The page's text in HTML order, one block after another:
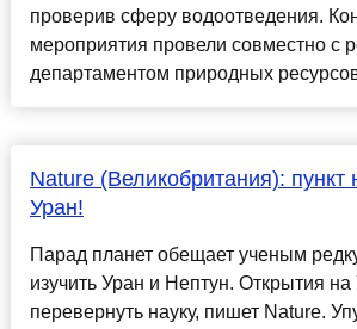
проверив сферу водоотведения.
мероприятия провели совместно с
департаментом природных
Nature (Великобритания):
Уран!
Парад планет обещает ученым
изучить Уран и Нептун. Открытия
перевернуть науку, пишет Nature.